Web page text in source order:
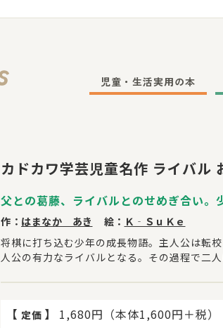
児童・生活実用の本
カドカワ学芸児童名作 ライバル
父との葛藤、ライバルとのせめぎ合い。
作： はまなか あき 絵： Ｋ‐ＳｕＫｅ
将棋に打ち込む少年の成長物語。主人公は転
人公の有力なライバルとなる。その過程で二
【 定価 】 1,680円（本体1,600円＋税）